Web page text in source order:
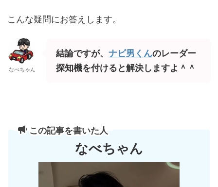
こんな疑問にお答えします。
なべちゃん
結論ですが、 ナビ男くんのレーダー
探知機を付けると解決しますよ＾＾
この記事を書いた人
なべちゃん